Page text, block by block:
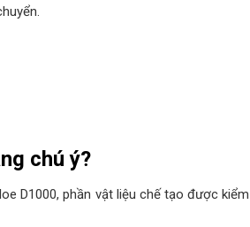
chú ý?
D1000, phần vật liệu chế tạo được kiểm